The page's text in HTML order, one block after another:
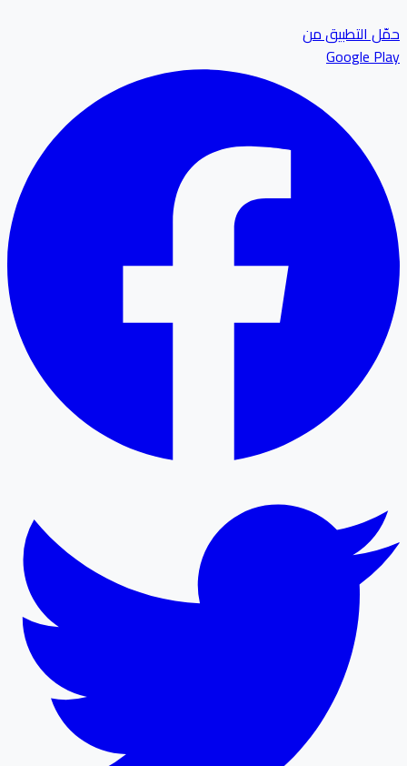
التطبيق من
Google